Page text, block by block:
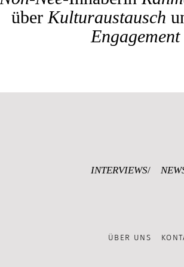
überKulturaustausch
Engagement
INTERVIEWS
ÜBER UNS